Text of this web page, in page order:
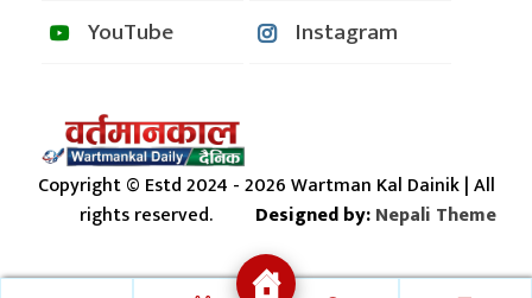
YouTube
Instagram
Copyright © Estd 2024 - 2026 Wartman Kal Dainik | All
rights reserved.
Designed by:Nepali Theme